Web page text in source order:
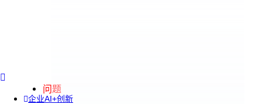
企业AI+创新
问题